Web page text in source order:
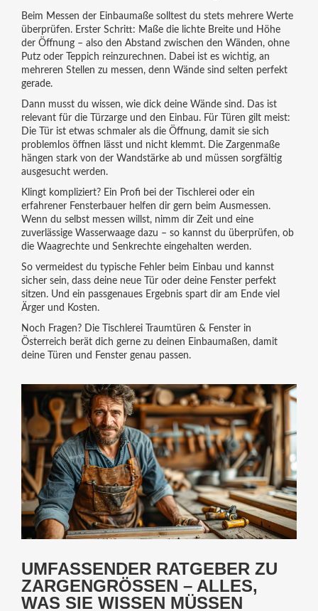
Beim Messen der Einbaumaße solltest du stets mehrere Werte
überprüfen. Erster Schritt: Maße die lichte Breite und Höhe
der Öffnung – also den Abstand zwischen den Wänden, ohne
Putz oder Teppich reinzurechnen. Dabei ist es wichtig, an
mehreren Stellen zu messen, denn Wände sind selten perfekt
gerade.
Dann musst du wissen, wie dick deine Wände sind. Das ist
relevant für die Türzarge und den Einbau. Für Türen gilt meist:
Die Tür ist etwas schmaler als die Öffnung, damit sie sich
problemlos öffnen lässt und nicht klemmt. Die Zargenmaße
hängen stark von der Wandstärke ab und müssen sorgfältig
ausgesucht werden.
Klingt kompliziert? Ein Profi bei der Tischlerei oder ein
erfahrener Fensterbauer helfen dir gern beim Ausmessen.
Wenn du selbst messen willst, nimm dir Zeit und eine
zuverlässige Wasserwaage dazu – so kannst du überprüfen, ob
die Waagrechte und Senkrechte eingehalten werden.
So vermeidest du typische Fehler beim Einbau und kannst
sicher sein, dass deine neue Tür oder deine Fenster perfekt
sitzen. Und ein passgenaues Ergebnis spart dir am Ende viel
Ärger und Kosten.
Noch Fragen? Die Tischlerei Traumtüren & Fenster in
Österreich berät dich gerne zu deinen Einbaumaßen, damit
deine Türen und Fenster genau passen.
UMFASSENDER RATGEBER ZU
ZARGENGRÖSSEN – ALLES, W
AS SIE WISSEN MÜSSEN